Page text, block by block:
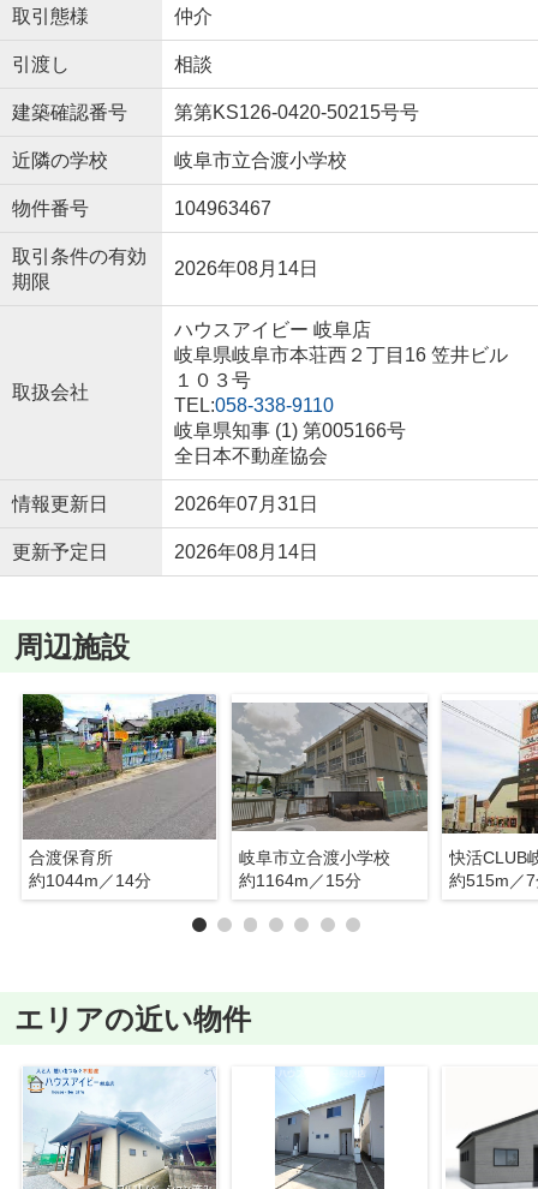
取引態様 仲介
引渡し 相談
建築確認番号 第第KS126-0420-50215号号
近隣の学校 岐阜市立合渡小学校
物件番号 104963467
取引条件の有効
期限
2026年08月14日
取扱会社
ハウスアイビー 岐阜店
岐阜県岐阜市本荘西２丁目16 笠井ビル
１０３号
TEL:058-338-9110
岐阜県知事 (1) 第005166号
全日本不動産協会
情報更新日 2026年07月31日
更新予定日 2026年08月14日
周辺施設
合渡保育所
約1044m／14分
岐阜市立合渡小学校
約1164m／15分
快活CLUB
約515m／
エリアの近い物件